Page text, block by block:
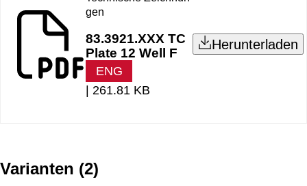
gen
83.3921.XXX TC
Plate 12 Well F
ENG
261.81 KB
Herunterladen
Varianten (2)